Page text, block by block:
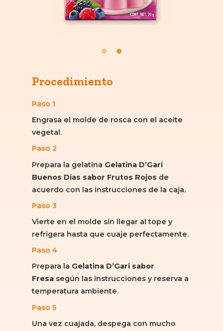
Procedimiento
Paso 1
Engrasa el molde de rosca con el aceite
vegetal.
Paso 2
Prepara la gelatina Gelatina D’Gari
Buenos Días sabor Frutos Rojos de
acuerdo con las instrucciones de la caja.
Paso 3
Vierte en el molde sin llegar al tope y
refrigera hasta que cuaje perfectamente.
Paso 4
Prepara la Gelatina D’Gari sabor
Fresa según las instrucciones y reserva a
temperatura ambiente.
Paso 5
Una vez cuajada, despega con mucho